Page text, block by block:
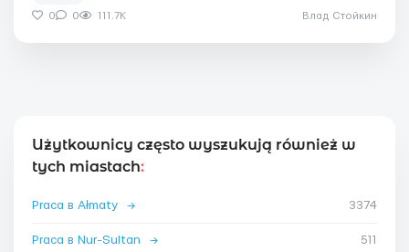
0 0 111.7K Влад Стойкин
Użytkownicy często wyszukują również w
tych miastach:
Praca в Ałmaty → 3374
Praca в Nur-Sultan → 511